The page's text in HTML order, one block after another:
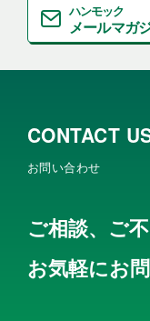
ハンモック
メールマガ
CONTACT
お問い合わせ
ご相談、ご
お気軽にお